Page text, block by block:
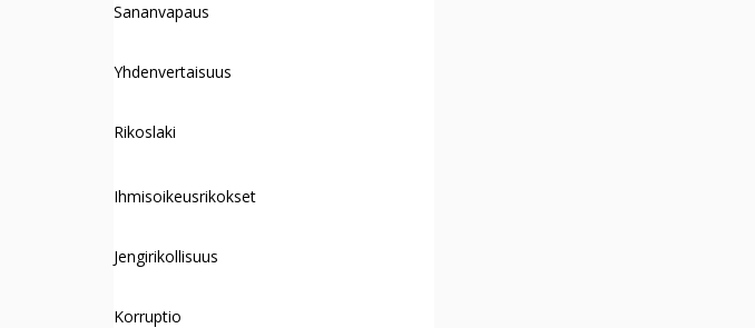
Sananvapaus
Yhdenvertaisuus
Rikoslaki
Ihmisoikeusrikokset
Jengirikollisuus
Korruptio